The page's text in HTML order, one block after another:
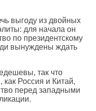
выгоду из двойных
для начала он
по президентскому
вынуждены ждать
так что
как Россия и Китай,
перед западными